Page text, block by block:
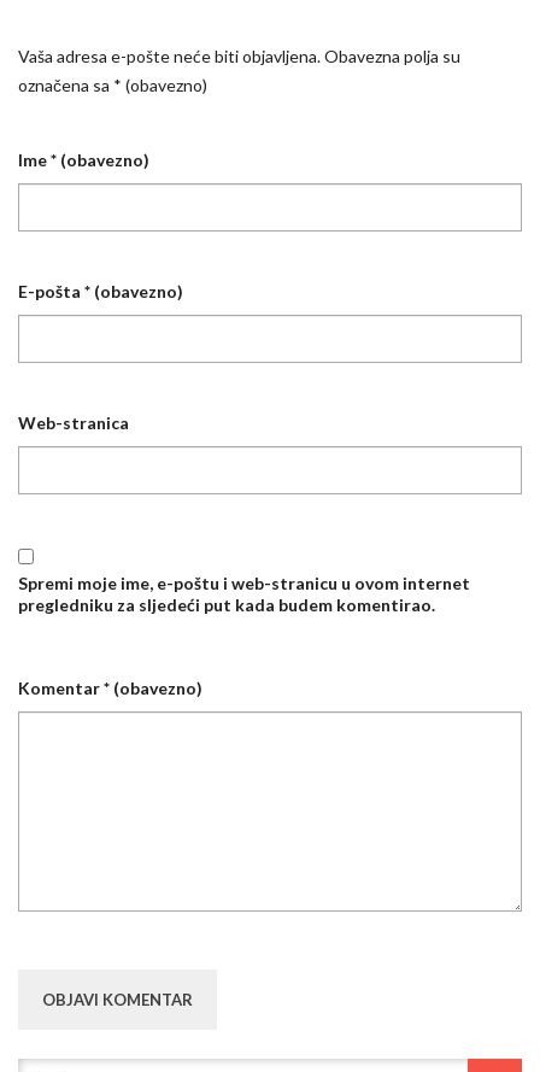
Vaša adresa e-pošte neće biti objavljena.Obavezna polja su
označena sa * (obavezno)
Ime* (obavezno)
E-pošta * (obavezno)
Web-stranica
Spremi moje ime, e-poštu i web-stranicu u ovom internet
pregledniku za sljedeći put kada budem komentirao.
Komentar* (obavezno)